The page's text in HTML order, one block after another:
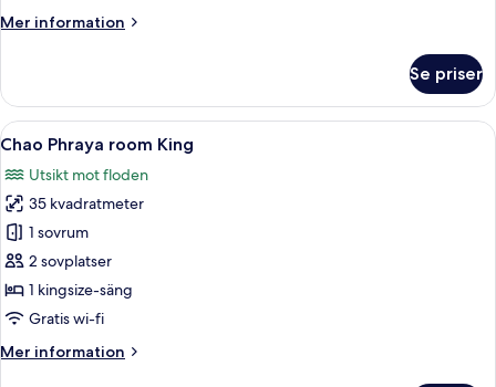
(King
Mer information
Mer
Premier
2
(King
&
Twin)
Se priser
Öppna
alla
foton
för
Chao
Phraya
room
King
Ett hotellrum med en gul soffa, ett
5
Chao Phraya room King
Utsikt mot floden
35 kvadratmeter
1 sovrum
2 sovplatser
1 kingsize-säng
Gratis wi-fi
Mer information
Mer